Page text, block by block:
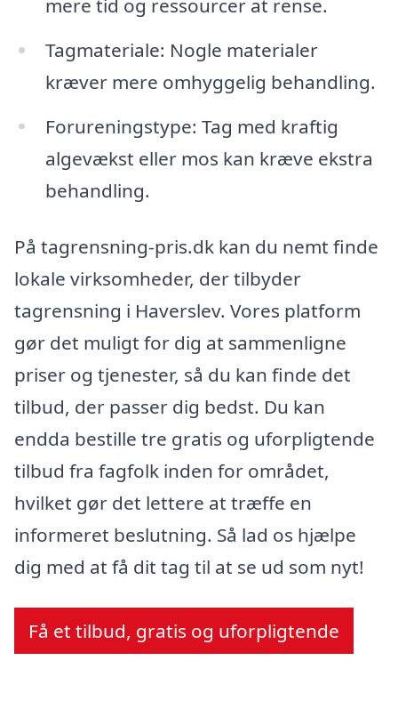
mere tid og ressourcer at rense.
Tagmateriale: Nogle materialer
kræver mere omhyggelig behandling.
Forureningstype: Tag med kraftig
algevækst eller mos kan kræve ekstra
behandling.
På tagrensning-pris.dk kan du nemt finde
lokale virksomheder, der tilbyder
tagrensning i Haverslev. Vores platform
gør det muligt for dig at sammenligne
priser og tjenester, så du kan finde det
tilbud, der passer dig bedst. Du kan
endda bestille tre gratis og uforpligtende
tilbud fra fagfolk inden for området,
hvilket gør det lettere at træffe en
informeret beslutning. Så lad os hjælpe
dig med at få dit tag til at se ud som nyt!
Få et tilbud, gratis og uforpligtende